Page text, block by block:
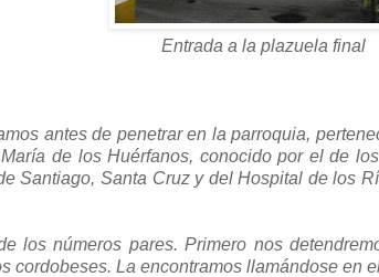
Entrada a la plazuela final
antes de penetrar en la parroquia,
de los Huérfanos, conocido por el de
Santiago, Santa Cruz y del Hospital de los
los números pares. Primero nos
cordobeses. La encontramos llamándose en